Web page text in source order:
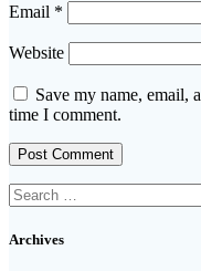
Email *
Website
Save my name, email,
time I comment.
Search
for:
Archives